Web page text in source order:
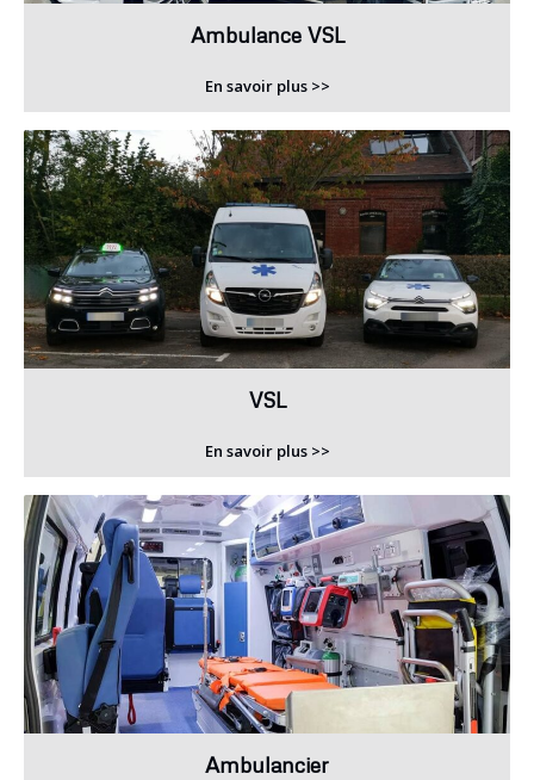
Ambulance VSL
En savoir plus >>
VSL
En savoir plus >>
Ambulancier